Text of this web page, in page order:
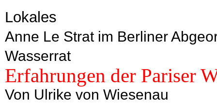
Lokales
Anne Le Strat im Berliner
Wasserrat
Erfahrungen der Pariser
Von Ulrike von Wiesenau